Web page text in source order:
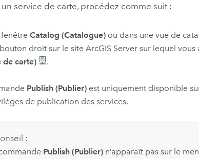
service de carte, procédez comme suit :
fenêtreCatalog (Catalogue) ou dans une vue de
droit sur le siteArcGIS Server sur lequel vous
de carte)
.
Publish (Publier) est uniquement disponible
de publication des services.
:
Publish (Publier)n’apparaît pas sur le